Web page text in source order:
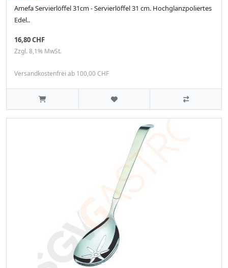
Amefa Servierlöffel 31cm - Servierlöffel 31 cm. Hochglanzpoliertes
Edel..
16,80 CHF
Zzgl. 8,1% MwSt.
Versandkostenfrei ab 100,00 CHF